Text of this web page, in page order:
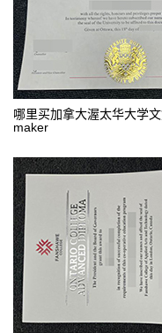
哪里买加拿大渥太华大学
maker